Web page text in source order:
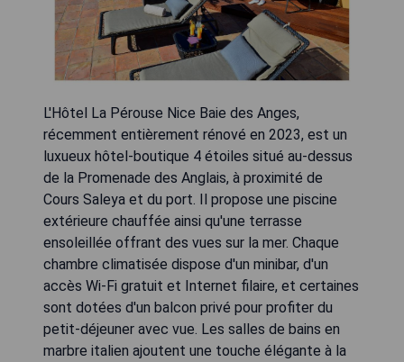
L'Hôtel La Pérouse Nice Baie des Anges,
récemment entièrement rénové en 2023, est un
luxueux hôtel-boutique 4 étoiles situé au-dessus
de la Promenade des Anglais, à proximité de
Cours Saleya et du port. Il propose une piscine
extérieure chauffée ainsi qu'une terrasse
ensoleillée offrant des vues sur la mer. Chaque
chambre climatisée dispose d'un minibar, d'un
accès Wi-Fi gratuit et Internet filaire, et certaines
sont dotées d'un balcon privé pour profiter du
petit-déjeuner avec vue. Les salles de bains en
marbre italien ajoutent une touche élégante à la